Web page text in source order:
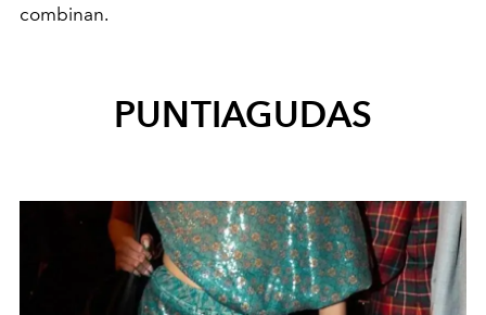
combinan.
PUNTIAGUDAS